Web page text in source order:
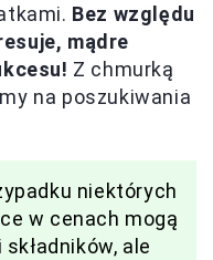
Bez względu
mądre
Z chmurką
na poszukiwania
niektórych
w cenach mogą
ale